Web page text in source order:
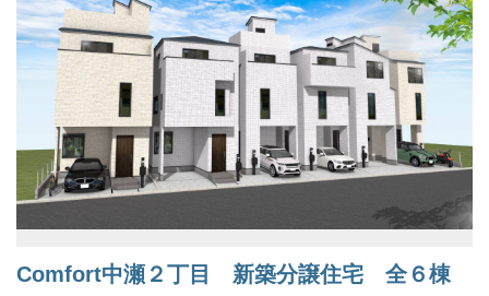
Comfort中瀬２丁目 新築分譲住宅 全６棟